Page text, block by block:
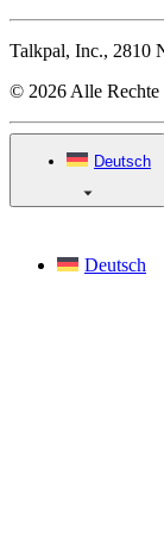
Talkpal, Inc., 2810
© 2026 Alle Rechte
Deutsch
Deutsch